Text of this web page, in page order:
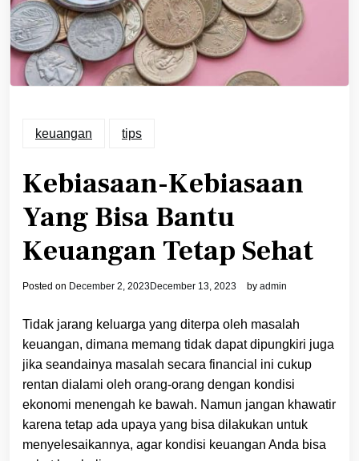
keuangan tips
Kebiasaan-Kebiasaan
Yang Bisa Bantu
Keuangan Tetap Sehat
Posted on December 2, 2023 December 13, 2023 by admin
Tidak jarang keluarga yang diterpa oleh masalah
keuangan, dimana memang tidak dapat dipungkiri juga
jika seandainya masalah secara financial ini cukup
rentan dialami oleh orang-orang dengan kondisi
ekonomi menengah ke bawah. Namun jangan khawatir
karena tetap ada upaya yang bisa dilakukan untuk
menyelesaikannya, agar kondisi keuangan Anda bisa